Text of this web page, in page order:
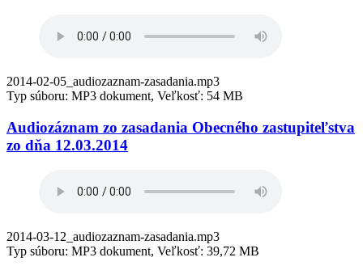
2014-02-05_audiozaznam-zasadania.mp3
Typ súboru: MP3 dokument, Veľkosť: 54 MB
Audiozáznam zo zasadania Obecného zastupiteľstva
zo dňa 12.03.2014
2014-03-12_audiozaznam-zasadania.mp3
Typ súboru: MP3 dokument, Veľkosť: 39,72 MB